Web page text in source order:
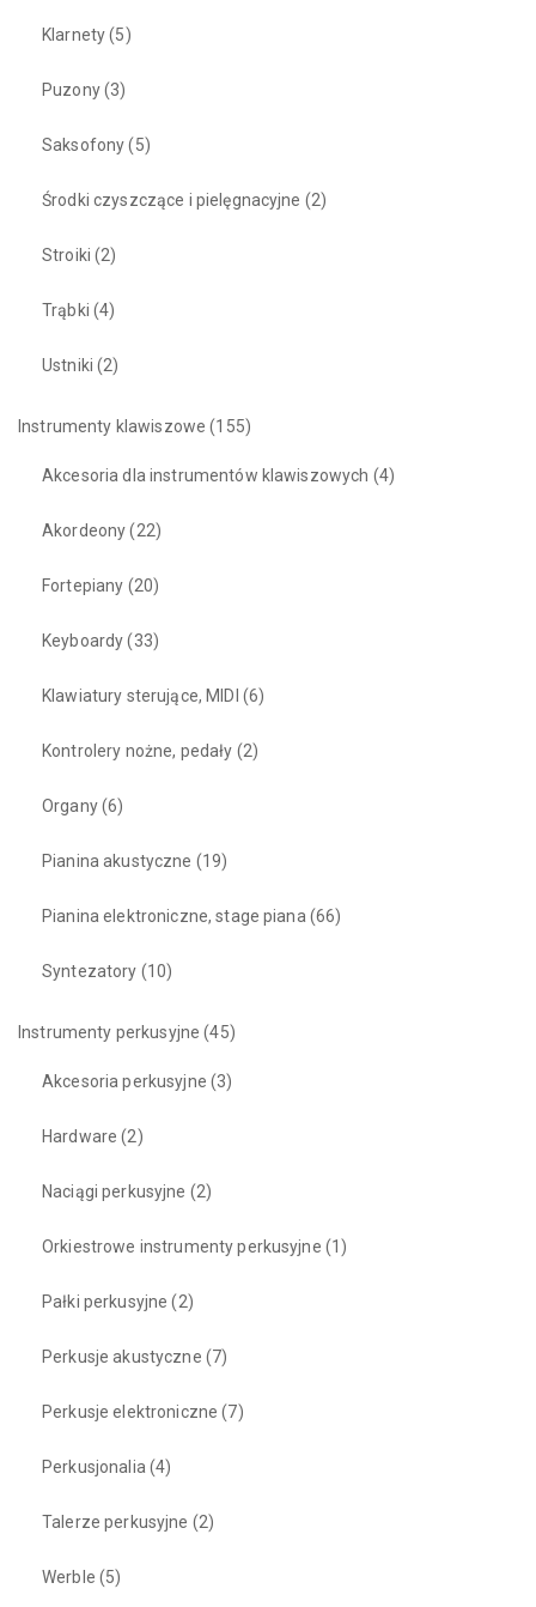
Klarnety(5)
Puzony(3)
Saksofony(5)
Środki czyszczące i pielęgnacyjne (2)
Stroiki (2)
Trąbki (4)
Ustniki (2)
Instrumenty klawiszowe (155)
Akcesoria dla instrumentów klawiszowych (4)
Akordeony(22)
Fortepiany (20)
Keyboardy(33)
Klawiatury sterujące, MIDI (6)
Kontrolery nożne, pedały (2)
Organy(6)
Pianina akustyczne (19)
Pianina elektroniczne, stage piana(66)
Syntezatory (10)
Instrumenty perkusyjne (45)
Akcesoria perkusyjne (3)
Hardware (2)
Naciągi perkusyjne (2)
Orkiestrowe instrumenty perkusyjne (1)
Pałki perkusyjne (2)
Perkusje akustyczne (7)
Perkusje elektroniczne (7)
Perkusjonalia(4)
Talerze perkusyjne (2)
Werble (5)